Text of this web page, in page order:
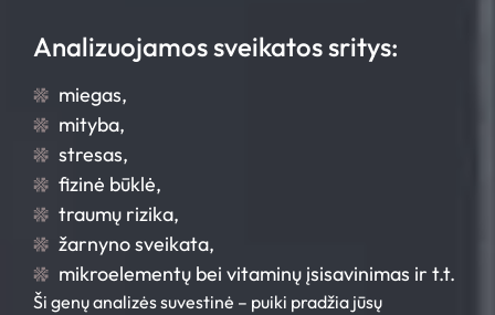
Analizuojamos sveikatos sritys:
miegas,
mityba,
stresas,
fizinė būklė,
traumų rizika,
žarnyno sveikata,
mikroelementų bei vitaminų įsisavinimas ir t.t.
Ši genų analizės suvestinė – puiki pradžia jūsų